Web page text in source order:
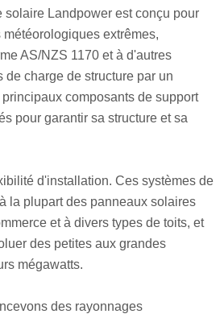
solaire Landpower est conçu pour
extrêmes,
AS/NZS 1170 et à d'autres
de charge de structure par un
composants de support
pour garantir sa structure et sa
d'installation. Ces systèmes de
la plupart des panneaux solaires
et à divers types de toits, et
des petites aux grandes
mégawatts.
des rayonnages